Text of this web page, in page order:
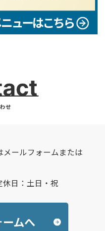
ューはこちら
ールフォームまたは
日：土日・祝
ムへ